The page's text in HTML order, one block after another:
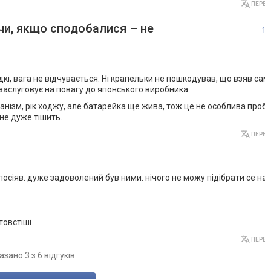
якщо сподобалися – не
вага не відчувається. Ні крапельки не пошкодував, що взяв
на повагу до японського виробника.
рік ходжу, але батарейка ще жива, тож це не особлива
дуже тішить.
дуже задоволений був ними. нічого не можу підібрати се
3 з 6 відгуків